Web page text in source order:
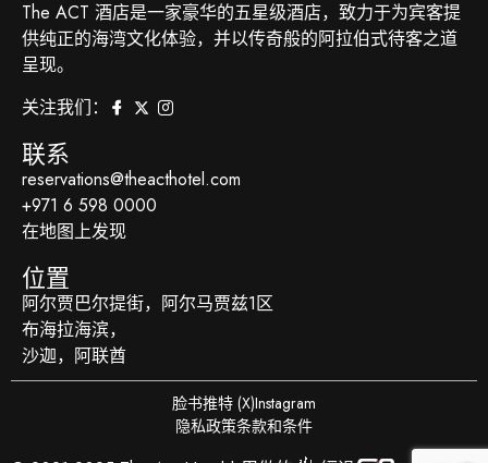
The ACT 酒店是一家豪华的五星级酒店，致力于为宾客提
供纯正的海湾文化体验，并以传奇般的阿拉伯式待客之道
呈现。
关注我们：
联系
reservations@theacthotel.com
+971 6 598 0000
在地图上发现
位置
阿尔贾巴尔提街，阿尔马贾兹1区
布海拉海滨，
沙迦，阿联酋
脸书推特 (X)Instagram
隐私政策条款和条件